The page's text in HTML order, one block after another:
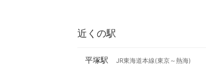
近くの駅
平塚駅 JR東海道本線(東京～熱海)